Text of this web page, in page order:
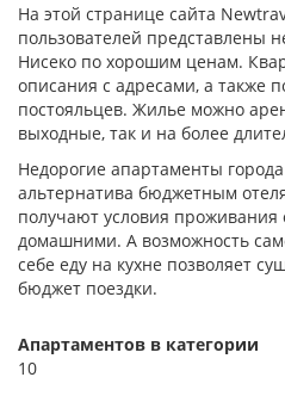
На этой странице сайта
пользователей представлены
Нисеко по хорошим ценам.
описания с адресами, а также
постояльцев. Жилье можно
выходные, так и на более
Недорогие апартаменты
альтернатива бюджетным
получают условия проживания
домашними. А возможность
себе еду на кухне позволяет
бюджет поездки.
Апартаментов в категории
10